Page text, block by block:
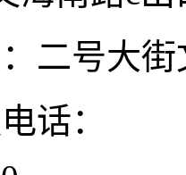
二号大
话：